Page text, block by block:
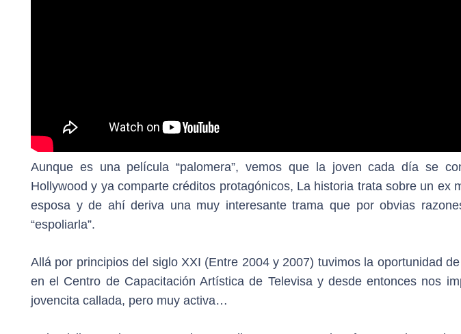
Aunque es una película “palomera”, vemos que la joven cada día se
Hollywood y ya comparte créditos protagónicos, La historia trata sobre un ex
esposa y de ahí deriva una muy interesante trama que por obvias
“espoliarla”.
Allá por principios del siglo XXI (Entre 2004 y 2007) tuvimos la oportunidad
en el Centro de Capacitación Artística de Televisa y desde entonces nos
jovencita callada, pero muy activa…